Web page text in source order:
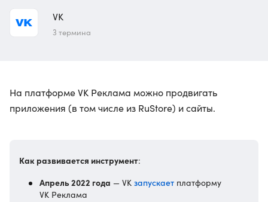
VK
3 термина
На платформе VK Реклама можно продвигать
приложения (в том числе из RuStore) и сайты.
Как развивается инструмент:
Апрель 2022 года — VK запускает платформу
VK Реклама